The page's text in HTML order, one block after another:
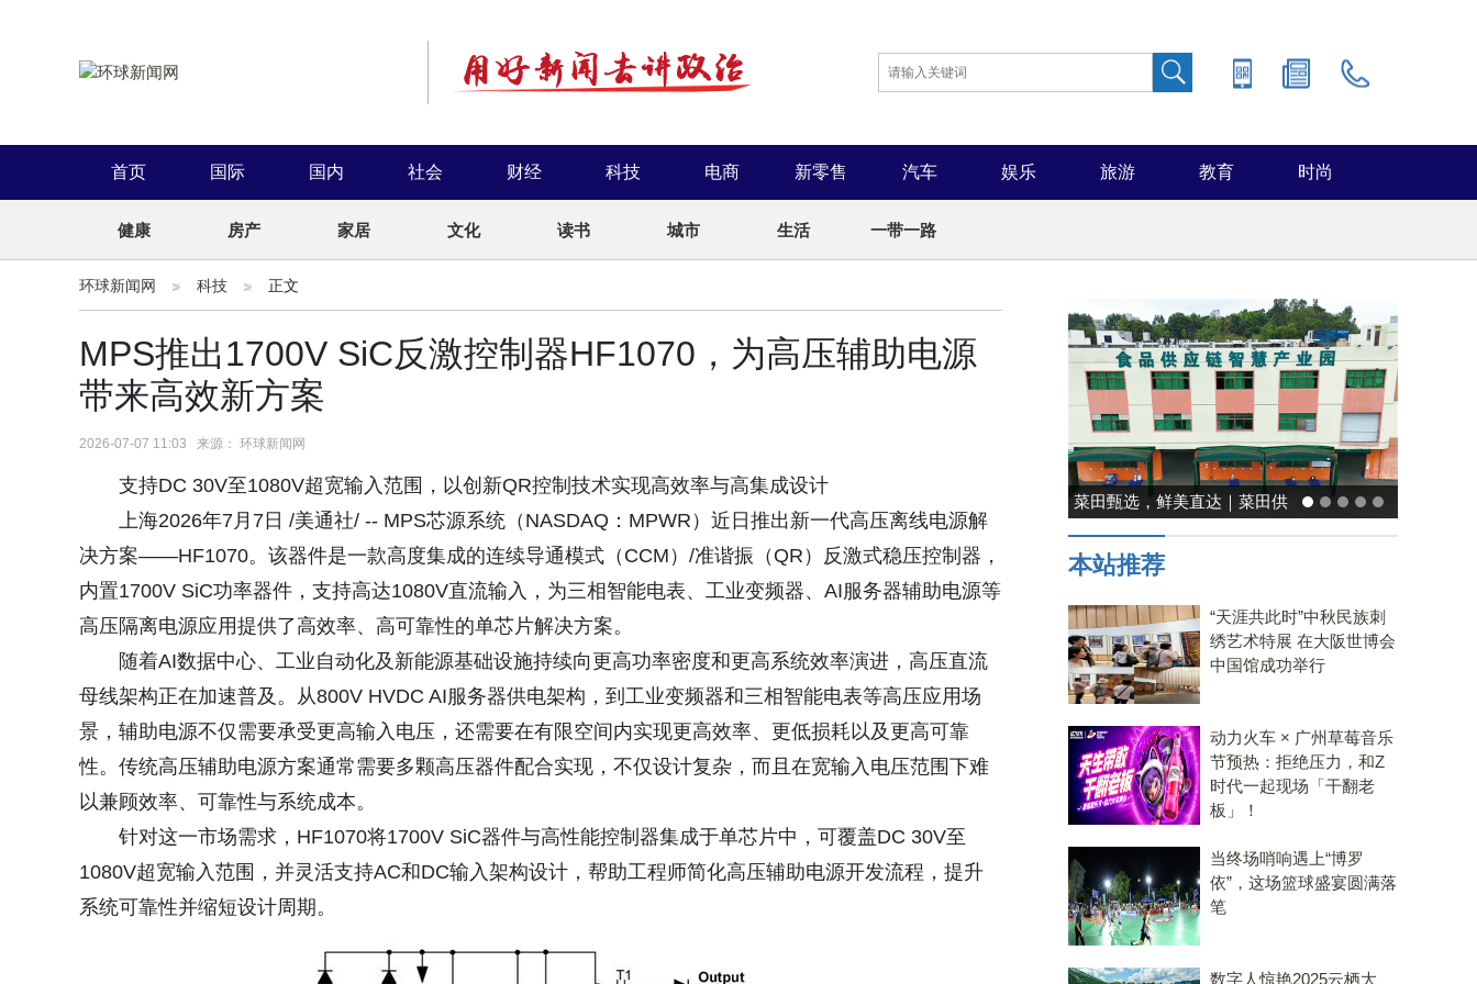
首页 国际 国内 社会 财经 科技 电商 新零售 汽车 娱乐 旅游 教育 时尚
健康 房产 家居 文化 读书 城市 生活 一带一路
环球新闻网 科技 正文
MPS推出1700V SiC反激控制器HF1070，为高压辅助电源
带来高效新方案
2026-07-07 11:03 来源： 环球新闻网
支持DC 30V至1080V超宽输入范围，以创新QR控制技术实现高效率与高集成设计
上海2026年7月7日 /美通社/ -- MPS芯源系统（NASDAQ：MPWR）近日推出新一代高压离线电源解
决方案——HF1070。该器件是一款高度集成的连续导通模式（CCM）/准谐振（QR）反激式稳压控制器，
内置1700V SiC功率器件，支持高达1080V直流输入，为三相智能电表、工业变频器、AI服务器辅助电源等
高压隔离电源应用提供了高效率、高可靠性的单芯片解决方案。
随着AI数据中心、工业自动化及新能源基础设施持续向更高功率密度和更高系统效率演进，高压直流
母线架构正在加速普及。从800V HVDC AI服务器供电架构，到工业变频器和三相智能电表等高压应用场
景，辅助电源不仅需要承受更高输入电压，还需要在有限空间内实现更高效率、更低损耗以及更高可靠
性。传统高压辅助电源方案通常需要多颗高压器件配合实现，不仅设计复杂，而且在宽输入电压范围下难
以兼顾效率、可靠性与系统成本。
针对这一市场需求，HF1070将1700V SiC器件与高性能控制器集成于单芯片中，可覆盖DC 30V至
1080V超宽输入范围，并灵活支持AC和DC输入架构设计，帮助工程师简化高压辅助电源开发流程，提升
系统可靠性并缩短设计周期。
能率日式厨房美学：既要此刻
温馨，也要未来可期
本站推荐
“天涯共此时”中秋民族刺
绣艺术特展 在大阪世博会
中国馆成功举行
动力火车 × 广州草莓音乐
节预热：拒绝压力，和Z
时代一起现场「干翻老
板」！
当终场哨响遇上“博罗
依”，这场篮球盛宴圆满落
笔
数字人惊艳2025云栖大